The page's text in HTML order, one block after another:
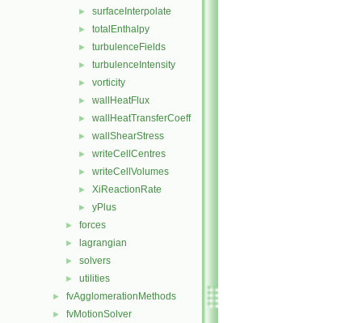
► surfaceInterpolate
► totalEnthalpy
► turbulenceFields
► turbulenceIntensity
► vorticity
► wallHeatFlux
► wallHeatTransferCoeff
► wallShearStress
► writeCellCentres
► writeCellVolumes
► XiReactionRate
► yPlus
► forces
► lagrangian
► solvers
► utilities
► fvAgglomerationMethods
► fvMotionSolver